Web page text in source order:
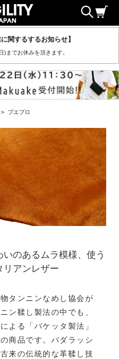
関するするお知らせ】
)までお休みを頂きます。
> プエブロ
のあるムラ模様、使う
リアンレザー
タンニンなめし協会が
ン鞣し製法の中でも、
よる「バケッタ製法」
商品です。バダラッシ
来の伝統的な革鞣し技